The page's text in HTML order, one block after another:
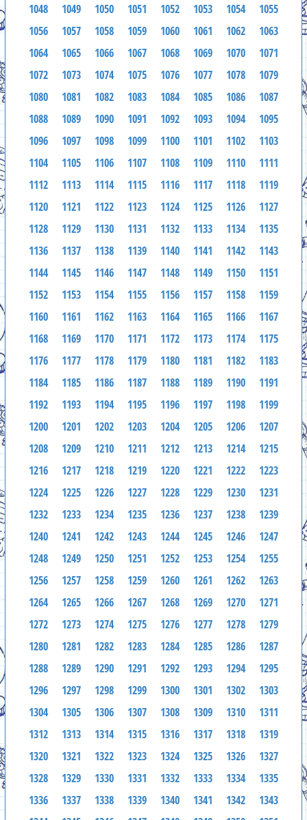
1048
1049 1050 1051 1052 1053 1054
1055
1056
1057 1058 1059 1060 1061 1062
1063
1064
1065 1066 1067 1068 1069 1070
1071
1072
1073 1074 1075 1076 1077 1078
1079
1080
1081 1082 1083 1084 1085 1086
1087
1088
1089 1090 1091 1092 1093 1094
1095
1096
1097 1098 1099 1100 1101 1102
1103
1104
1105 1106 1107 1108 1109 1110
1111
1112
1113 1114 1115 1116 1117 1118
1119
1120
1121 1122 1123 1124 1125 1126
1127
1128
1129 1130 1131 1132 1133 1134
1135
1136
1137 1138 1139 1140 1141 1142
1143
1144
1145 1146 1147 1148 1149 1150
1151
1152
1153 1154 1155 1156 1157 1158
1159
1160
1161 1162 1163 1164 1165 1166
1167
1168
1169 1170 1171 1172 1173 1174
1175
1176
1177 1178 1179 1180 1181 1182
1183
1184
1185 1186 1187 1188 1189 1190
1191
1192
1193 1194 1195 1196 1197 1198
1199
1200
1201 1202 1203 1204 1205 1206
1207
1208
1209 1210 1211 1212 1213 1214
1215
1216
1217 1218 1219 1220 1221 1222
1223
1224
1225 1226 1227 1228 1229 1230
1231
1232
1233 1234 1235 1236 1237 1238
1239
1240
1241 1242 1243 1244 1245 1246
1247
1248
1249 1250 1251 1252 1253 1254
1255
1256
1257 1258 1259 1260 1261 1262
1263
1264
1265 1266 1267 1268 1269 1270
1271
1272
1273 1274 1275 1276 1277 1278
1279
1280
1281 1282 1283 1284 1285 1286
1287
1288
1289 1290 1291 1292 1293 1294
1295
1296
1297 1298 1299 1300 1301 1302
1303
1304
1305 1306 1307 1308 1309 1310
1311
1312
1313 1314 1315 1316 1317 1318
1319
1320
1321 1322 1323 1324 1325 1326
1327
1328
1329 1330 1331 1332 1333 1334
1335
1336
1337 1338 1339 1340 1341 1342
1343